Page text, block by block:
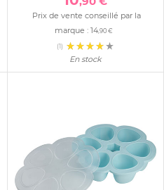
Prix de vente conseillé par la
marque :14 ,90 €
(1)
En stock